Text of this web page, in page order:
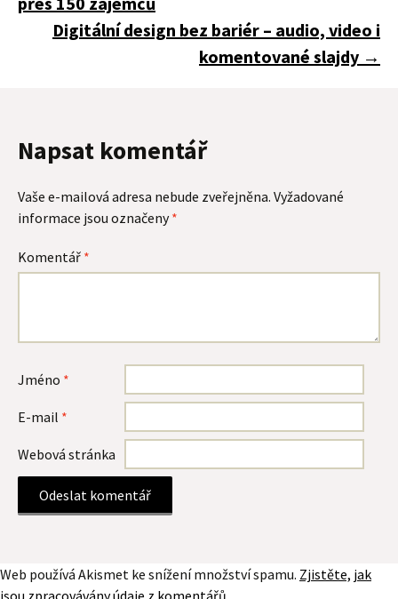
proDigitální design bez bariér – audio, video i
komentované slajdy →
Napsat komentář
Vaše e-mailová adresa nebude zveřejněna. Vyžadované
informace jsou označeny*
Komentář *
Jméno *
E-mail *
Webová stránka
Web používá Akismet ke snížení množství spamu. Zjistěte, jak
jsou zpracovávány údaje z komentářů.